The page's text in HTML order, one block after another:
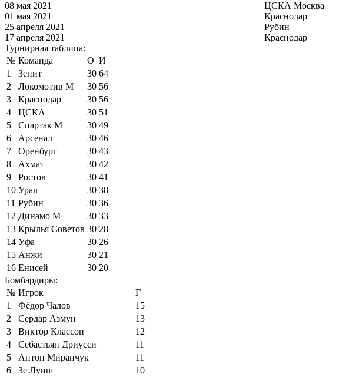
08 мая 2021
ЦСКА Москва
01 мая 2021
Краснодар
25 апреля 2021
Рубин
17 апреля 2021
Краснодар
Турнирная таблица:
№ Команда О И
1
Зенит 30 64
2
Локомотив М 30 56
3
Краснодар 30 56
4
ЦСКА 30 51
5
Спартак М 30 49
6
Арсенал 30 46
7
Оренбург 30 43
8
Ахмат 30 42
9
Ростов 30 41
10 Урал 30 38
11 Рубин 30 36
12 Динамо М 30 33
13 Крылья Советов 30 28
14 Уфа 30 26
15 Анжи 30 21
16 Енисей 30 20
Бомбардиры:
№ Игрок
Г
1
Фёдор Чалов
15
2
Сердар Азмун
13
3
Виктор Классон
12
4
Себастьян Дриусси
11
5
Антон Миранчук
11
6
Зе Луиш
10